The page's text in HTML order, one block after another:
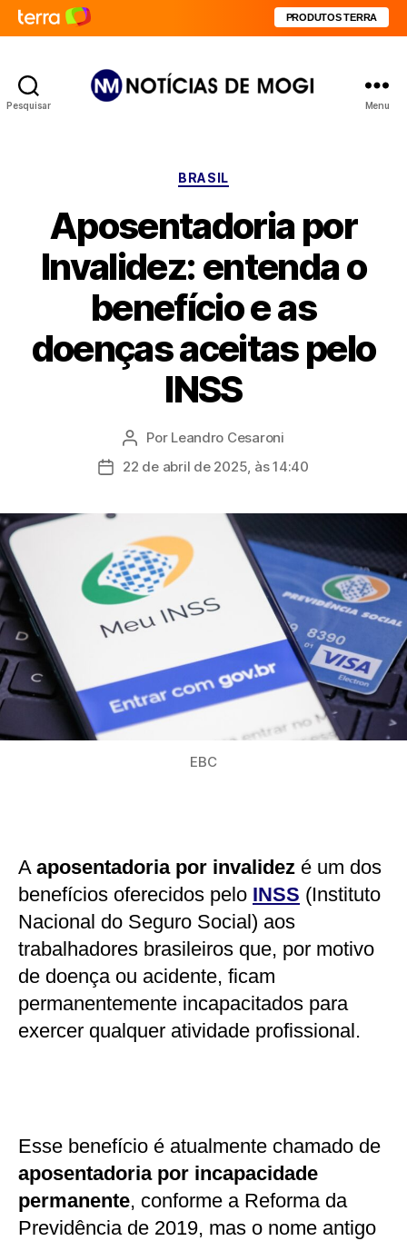
PRODUTOS TERRA
Pesquisar Menu
Categorias
BRASIL
Aposentadoria por
Invalidez: entenda o
benefício e as
doenças aceitas pelo
INSS
Autor
do
Por Leandro Cesaroni
Data22 de abril de 2025, às 14:40
EBC
A aposentadoria por invalidez é um dos
benefícios oferecidos pelo INSS (Instituto
Nacional do Seguro Social) aos
trabalhadores brasileiros que, por motivo
de doença ou acidente, ficam
permanentemente incapacitados para
exercer qualquer atividade profissional.
Esse benefício é atualmente chamado de
aposentadoria por incapacidade
permanente, conforme a Reforma da
Previdência de 2019, mas o nome antigo